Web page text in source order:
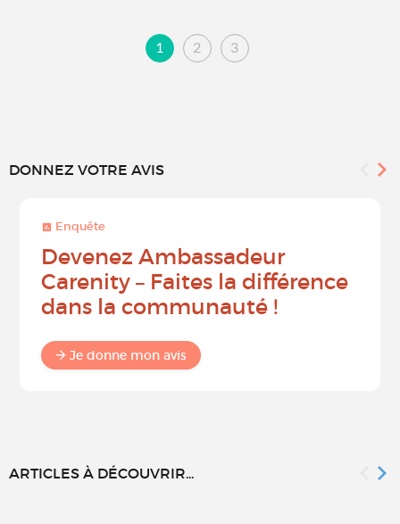
1 2 3
DONNEZ VOTRE AVIS
Enquête
Devenez Ambassadeur
Carenity – Faites la différence
dans la communauté !
Je donne mon avis
ARTICLES À DÉCOUVRIR...